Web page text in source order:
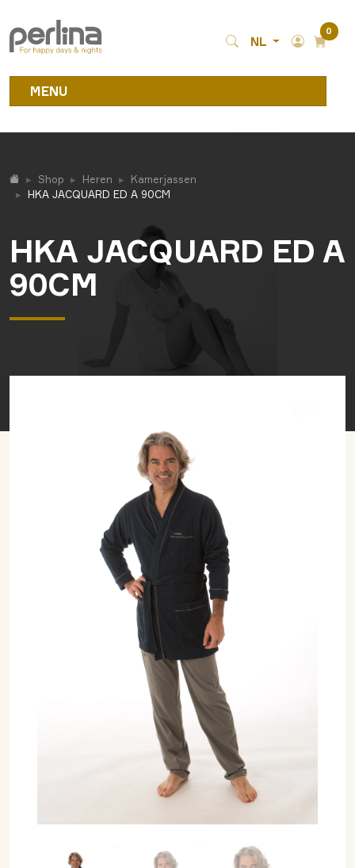
NL
0
MENU
Shop Heren
Kamerjassen
HKA JACQUARD ED A 90CM
HKA JACQUARD ED A
90CM